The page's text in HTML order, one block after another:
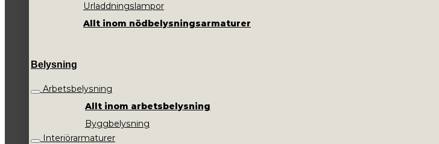
Urladdningslampor
Allt inom nödbelysningsarmaturer
Belysning
Arbetsbelysning
Allt inom arbetsbelysning
Byggbelysning
Interiörarmaturer